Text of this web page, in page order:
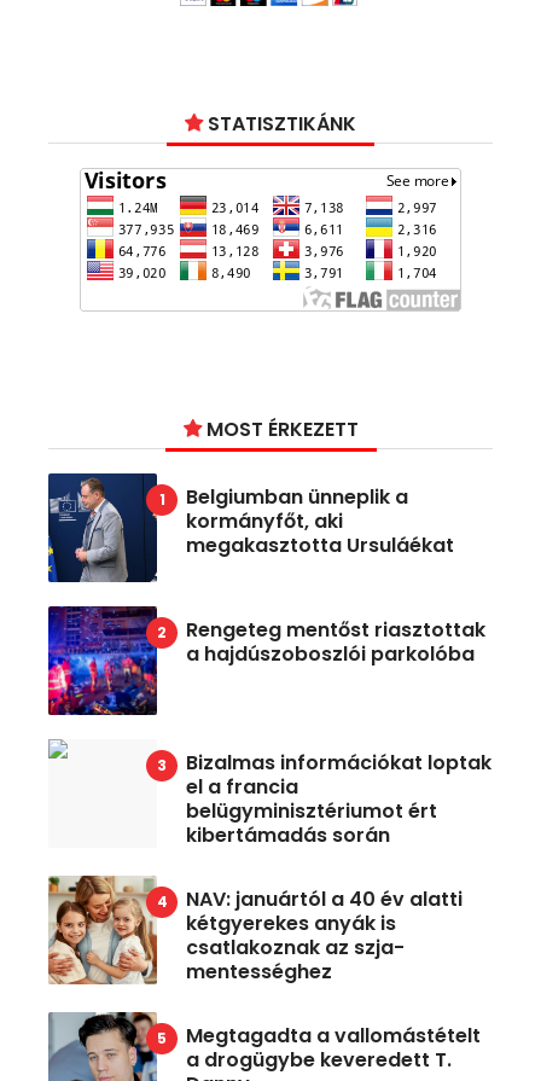
STATISZTIKÁNK
MOST ÉRKEZETT
Belgiumban ünneplik a
kormányfőt, aki
megakasztotta Ursuláékat
Rengeteg mentőst riasztottak
a hajdúszoboszlói parkolóba
Bizalmas információkat loptak
el a francia
belügyminisztériumot ért
kibertámadás során
NAV: januártól a 40 év alatti
kétgyerekes anyák is
csatlakoznak az szja-
mentességhez
Megtagadta a vallomástételt
a drogügybe keveredett T.